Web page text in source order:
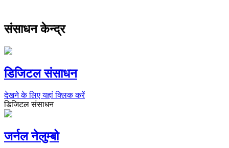
संसाधन केन्द्र
डिजिटल संसाधन
देखने के लिए यहां क्लिक करें
डिजिटल संसाधन
जर्नल नेलुम्बो